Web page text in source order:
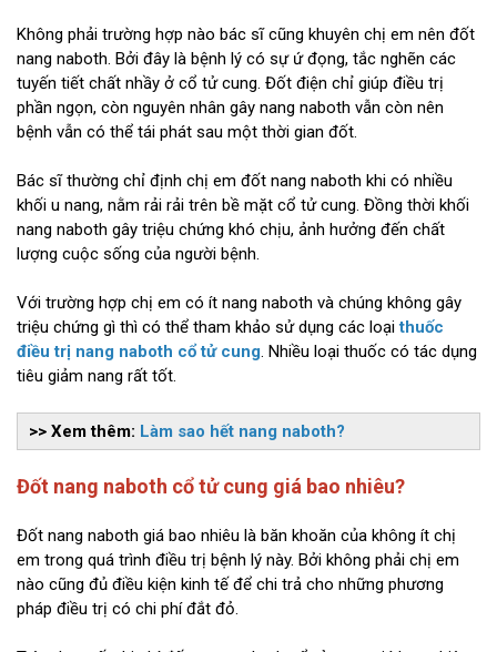
Không phải trường hợp nào bác sĩ cũng khuyên chị em nên đốt
nang naboth. Bởi đây là bệnh lý có sự ứ đọng, tắc nghẽn các
tuyến tiết chất nhầy ở cổ tử cung. Đốt điện chỉ giúp điều trị
phần ngọn, còn nguyên nhân gây nang naboth vẫn còn nên
bệnh vẫn có thể tái phát sau một thời gian đốt.
Bác sĩ thường chỉ định chị em đốt nang naboth khi có nhiều
khối u nang, nằm rải rải trên bề mặt cổ tử cung. Đồng thời khối
nang naboth gây triệu chứng khó chịu, ảnh hưởng đến chất
lượng cuộc sống của người bệnh.
Với trường hợp chị em có ít nang naboth và chúng không gây
triệu chứng gì thì có thể tham khảo sử dụng các loạithuốc
điều trị nang naboth cổ tử cung . Nhiều loại thuốc có tác dụng
tiêu giảm nang rất tốt.
>> Xem thêm: Làm sao hết nang naboth?
Đốt nang naboth cổ tử cung giá bao nhiêu?
Đốt nang naboth giá bao nhiêu là băn khoăn của không ít chị
em trong quá trình điều trị bệnh lý này. Bởi không phải chị em
nào cũng đủ điều kiện kinh tế để chi trả cho những phương
pháp điều trị có chi phí đắt đỏ.